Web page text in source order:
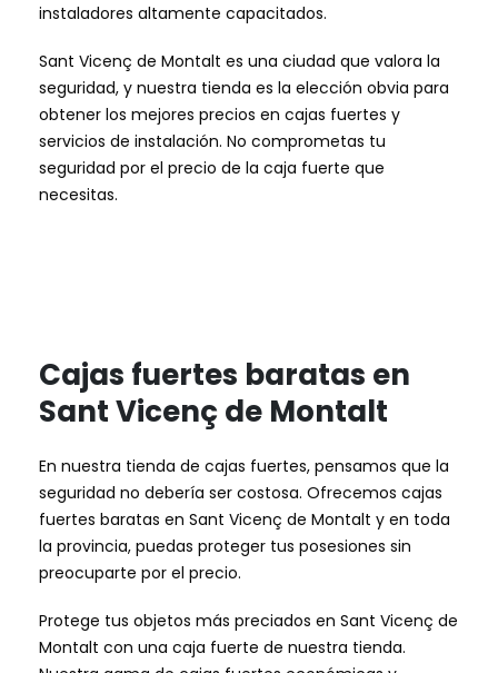
instaladores altamente capacitados.
Sant Vicenç de Montalt es una ciudad que valora la
seguridad, y nuestra tienda es la elección obvia para
obtener los mejores precios en cajas fuertes y
servicios de instalación. No comprometas tu
seguridad por el precio de la caja fuerte que
necesitas.
Cajas fuertes baratas en
Sant Vicenç de Montalt
En nuestra tienda de cajas fuertes, pensamos que la
seguridad no debería ser costosa. Ofrecemos cajas
fuertes baratas en Sant Vicenç de Montalt y en toda
la provincia, puedas proteger tus posesiones sin
preocuparte por el precio.
Protege tus objetos más preciados en Sant Vicenç de
Montalt con una caja fuerte de nuestra tienda.